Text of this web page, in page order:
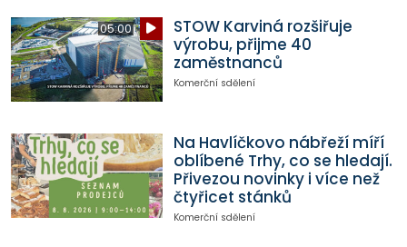
05:00
STOW Karviná rozšiřuje
výrobu, přijme 40
zaměstnanců
Komerční sdělení
Na Havlíčkovo nábřeží míří
oblíbené Trhy, co se hledají.
Přivezou novinky i více než
čtyřicet stánků
Komerční sdělení